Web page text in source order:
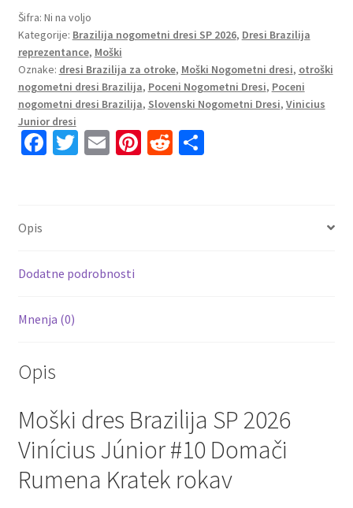
SP
2026
Vinicius
Junior
#10
Domači
rumena
Kratek
Šifra: Ni na voljo
Kategorije: Brazilija nogometni dresi SP 2026, Dresi Brazilija
reprezentance, Moški
Oznake: dresi Brazilija za otroke, Moški Nogometni dresi, otroški
nogometni dresi Brazilija, Poceni Nogometni Dresi, Poceni
nogometni dresi Brazilija, Slovenski Nogometni Dresi, Vinicius
Junior dresi
Fa
k
T E Pi R S
Opis
Dodatne podrobnosti
Mnenja (0)
Opis
Moški dres Brazilija SP 2026
Vinícius Júnior #10 Domači
Rumena Kratek rokav